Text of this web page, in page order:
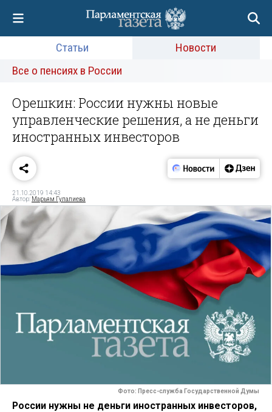
Статьи
Новости
Все о пенсиях в России
Орешкин: России нужны новые
управленческие решения, а не деньги
иностранных инвесторов
21.10.2019 14:43
Автор: Марьям Гулалиева
Фото: Пресс-служба Государственной Думы
России нужны не деньги иностранных инвесторов,